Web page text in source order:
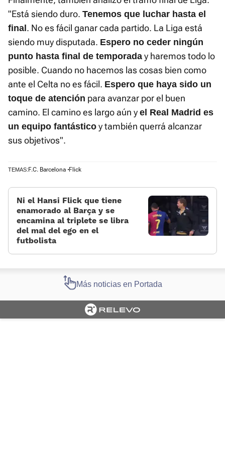
"Está siendo duro. Tenemos que luchar hasta el
final . No es fácil ganar cada partido. La Liga está
siendo muy disputada. Espero no ceder ningún
punto hasta final de temporada y haremos todo lo
posible. Cuando no hacemos las cosas bien como
ante el Celta no es fácil. Espero que haya sido un
toque de atención para avanzar por el buen
camino. El camino es largo aún y el Real Madrid es
un equipo fantástico y también querrá alcanzar
sus objetivos".
TEMAS: F.C. Barcelona Flick
Ni el Hansi Flick que tiene
enamorado al Barça y se
encamina al triplete se libra
del mal del ego en el
futbolista
Más noticias en Portada